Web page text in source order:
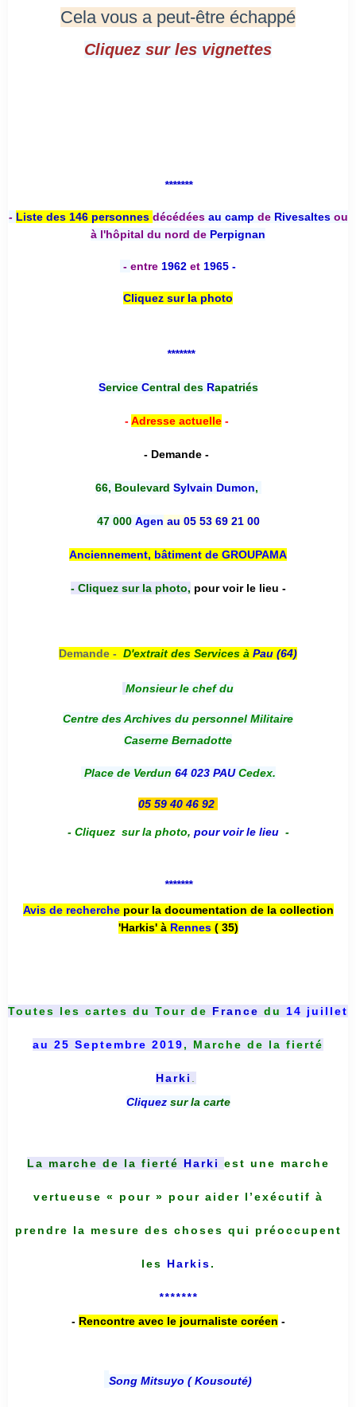
Cela vous a peut-être échappé
Cliquez sur les vignettes
*******
- Liste des 146 personnes décédées au camp deRivesaltesou
à l'hôpital du nord de Perpignan
- entre 1962 et 1965 -
Cliquez sur la photo
*******
Service Central desRapatriés
-Adresse actuelle-
- Demande -
66, Boulevard Sylvain Dumon,
47 000 Agen au 05 53 69 21 00
Anciennement, bâtiment de GROUPAMA
- Cliquez sur la photo, pour voir le lieu -
Demande - D'extrait des Services à Pau (64)
Monsieur le chef du
Centre des Archives du personnel Militaire
Caserne Bernadotte
Place de Verdun 64 023 PAUCedex.
05 59 40 46 92
- Cliquez sur la photo, pour voir le lieu -
*******
Avis de recherche pour la documentation de la collection
'Harkis' à Rennes( 35)
Toutes les cartes du Tour de France du 14 juillet
au 25 Septembre 2019, Marche de la fierté
Harki
Cliquez sur la carte
La marche de la fierté Harki est une marche
vertueuse « pour » pour aider l’exécutif à
prendre la mesure des choses qui préoccupent
les Harkis.
*******
- Rencontre avec le journaliste coréen -
Song Mitsuyo ( Kousouté)